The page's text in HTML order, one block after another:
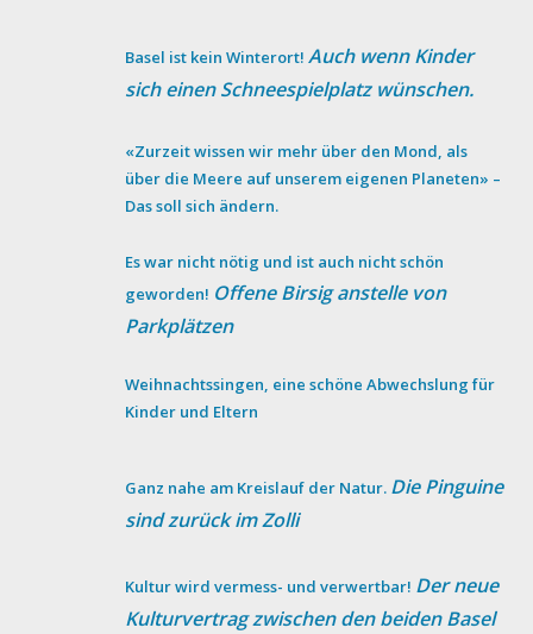
Basel ist kein Winterort!Auch wenn Kinder
sich einen Schneespielplatz wünschen.
«Zurzeit wissen wir mehr über den Mond, als
über die Meere auf unserem eigenen Planeten» –
Das soll sich ändern.
Es war nicht nötig und ist auch nicht schön
geworden! Offene Birsig anstelle von
Parkplätzen
Weihnachtssingen, eine schöne Abwechslung für
Kinder und Eltern
Ganz nahe am Kreislauf der Natur. Die Pinguine
sind zurück im Zolli
Kultur wird vermess- und verwertbar! Der neue
Kulturvertrag zwischen den beiden Basel